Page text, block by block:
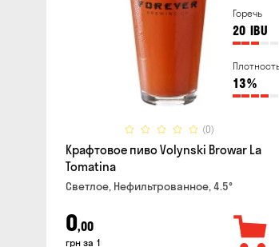
Горечь
20 IBU
13%
(0)
Крафтовое пиво Volynski Browar La
Tomatina
Светлое, Нефильтрованное, 4.5°
0,00
грн за 1